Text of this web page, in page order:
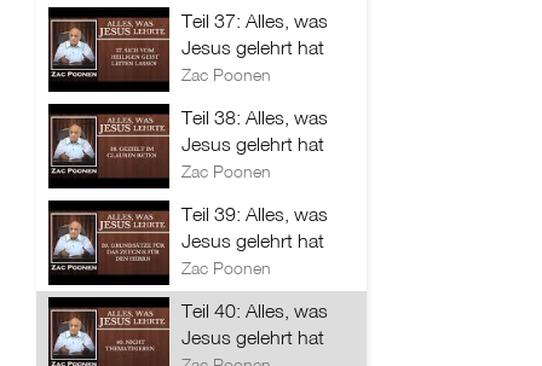
Teil 37: Alles, was
Jesus gelehrt hat
Zac Poonen
Teil 38: Alles, was
Jesus gelehrt hat
Zac Poonen
Teil 39: Alles, was
Jesus gelehrt hat
Zac Poonen
Teil 40: Alles, was
Jesus gelehrt hat